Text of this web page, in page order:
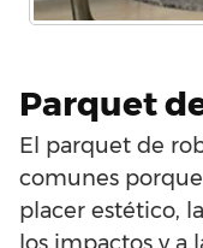
Parquet
El parquet de
comunes
placer estético,
los impactos y a